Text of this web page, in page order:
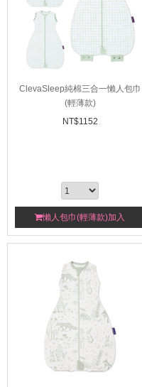
ClevaSleep純棉三合一懶人包巾
(輕薄款)
NT$1152
懶人包巾(輕薄款)加入